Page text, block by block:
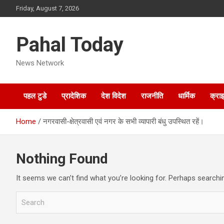
to
Friday, August 7, 2026
Pahal Today
News Network
पहल टुडे प्रादेशिक देश विदेश राजनीति धार्मिक
Home नगरवासी-क्षेत्रवासी एवं नगर के सभी व्यापारी बंधु उपस्थित रहें।
Nothing Found
It seems we can’t find what you’re looking for. Perhaps